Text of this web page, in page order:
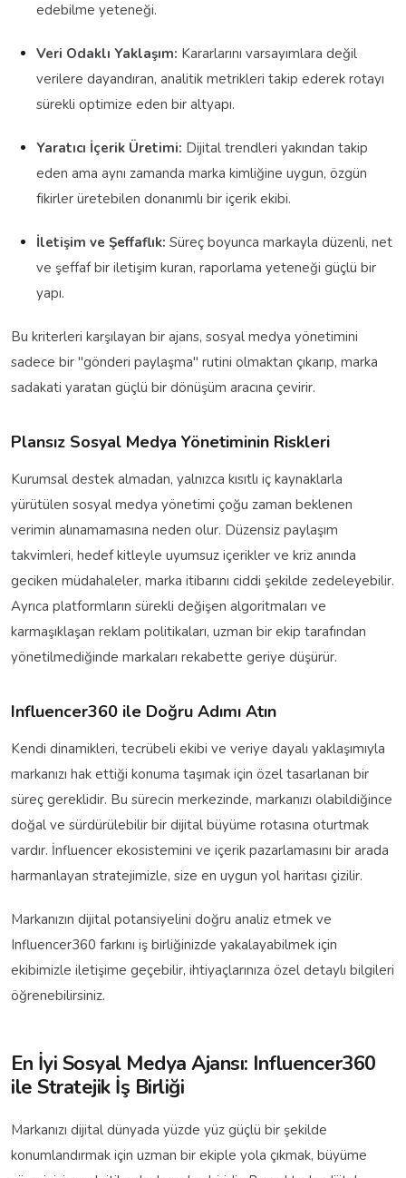
edebilme yeteneği.
Veri Odaklı Yaklaşım: Kararlarını varsayımlara değil
verilere dayandıran, analitik metrikleri takip ederek rotayı
sürekli optimize eden bir altyapı.
Yaratıcı İçerik Üretimi: Dijital trendleri yakından takip
eden ama aynı zamanda marka kimliğine uygun, özgün
fikirler üretebilen donanımlı bir içerik ekibi.
İletişim ve Şeffaflık: Süreç boyunca markayla düzenli, net
ve şeffaf bir iletişim kuran, raporlama yeteneği güçlü bir
yapı.
Bu kriterleri karşılayan bir ajans, sosyal medya yönetimini
sadece bir "gönderi paylaşma" rutini olmaktan çıkarıp, marka
sadakati yaratan güçlü bir dönüşüm aracına çevirir.
Plansız Sosyal Medya Yönetiminin Riskleri
Kurumsal destek almadan, yalnızca kısıtlı iç kaynaklarla
yürütülen sosyal medya yönetimi çoğu zaman beklenen
verimin alınamamasına neden olur. Düzensiz paylaşım
takvimleri, hedef kitleyle uyumsuz içerikler ve kriz anında
geciken müdahaleler, marka itibarını ciddi şekilde zedeleyebilir.
Ayrıca platformların sürekli değişen algoritmaları ve
karmaşıklaşan reklam politikaları, uzman bir ekip tarafından
yönetilmediğinde markaları rekabette geriye düşürür.
Influencer360 ile Doğru Adımı Atın
Kendi dinamikleri, tecrübeli ekibi ve veriye dayalı yaklaşımıyla
markanızı hak ettiği konuma taşımak için özel tasarlanan bir
süreç gereklidir. Bu sürecin merkezinde, markanızı olabildiğince
doğal ve sürdürülebilir bir dijital büyüme rotasına oturtmak
vardır. İnfluencer ekosistemini ve içerik pazarlamasını bir arada
harmanlayan stratejimizle, size en uygun yol haritası çizilir.
Markanızın dijital potansiyelini doğru analiz etmek ve
Influencer360 farkını iş birliğinizde yakalayabilmek için
ekibimizle iletişime geçebilir, ihtiyaçlarınıza özel detaylı bilgileri
öğrenebilirsiniz.
En İyi Sosyal Medya Ajansı: Influencer360
ile Stratejik İş Birliği
Markanızı dijital dünyada yüzde yüz güçlü bir şekilde
konumlandırmak için uzman bir ekiple yola çıkmak, büyüme